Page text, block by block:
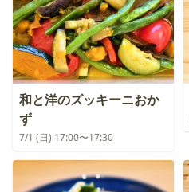
和と洋のズッキーニおか
ず
7/1 (日) 17:00〜17:30